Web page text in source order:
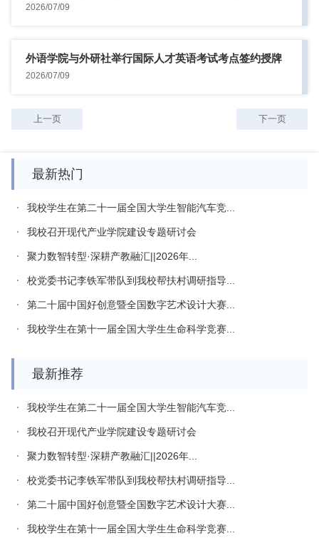
开路”专题...
2026/07/09
外语学院与外研社举行国际人才英语考试考点签约授牌
仪式
2026/07/09
上一页 下一页
最新热门
我校学生在第二十一届全国大学生智能汽车竞...
我校召开现代产业学院建设专题研讨会
聚力数智转型·深耕产教融汇||2026年...
校党委书记李铁军带队到我校帮扶村调研指导...
第二十届中国好创意暨全国数字艺术设计大赛...
我校学生在第十一届全国大学生生命科学竞赛...
最新推荐
我校学生在第二十一届全国大学生智能汽车竞...
我校召开现代产业学院建设专题研讨会
聚力数智转型·深耕产教融汇||2026年...
校党委书记李铁军带队到我校帮扶村调研指导...
第二十届中国好创意暨全国数字艺术设计大赛...
我校学生在第十一届全国大学生生命科学竞赛...